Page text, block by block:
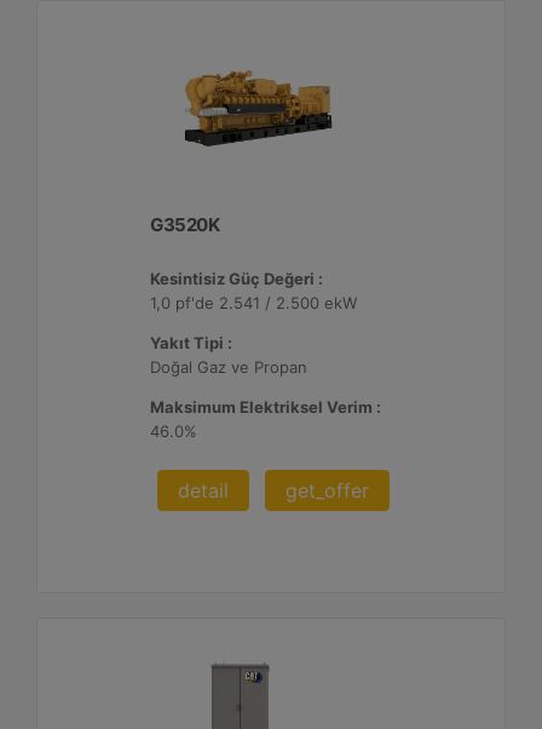
G3520K
Kesintisiz Güç Değeri :
1,0 pf'de 2.541 / 2.500 ekW
Yakıt Tipi :
Doğal Gaz ve Propan
Maksimum Elektriksel Verim :
46.0%
detail get_offer